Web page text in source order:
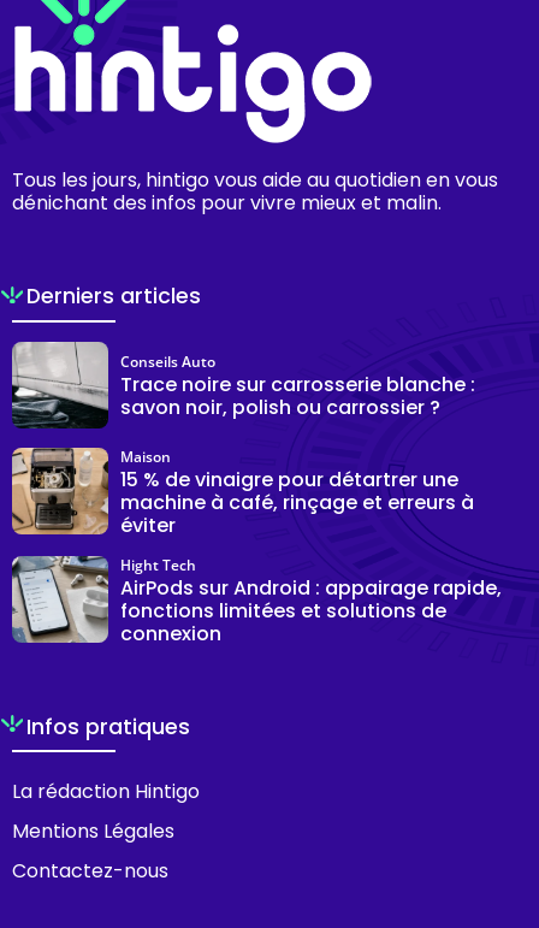
Tous les jours, hintigo vous aide au quotidien en vous
dénichant des infos pour vivre mieux et malin.
Derniers articles
Trace noire sur carrosserie blanche :
savon noir, polish ou carrossier ?
Conseils Auto
15 % de vinaigre pour détartrer une
machine à café, rinçage et erreurs à
éviter
Maison
AirPods sur Android : appairage rapide,
fonctions limitées et solutions de
connexion
Hight Tech
Infos pratiques
La rédaction Hintigo
Mentions Légales
Contactez-nous